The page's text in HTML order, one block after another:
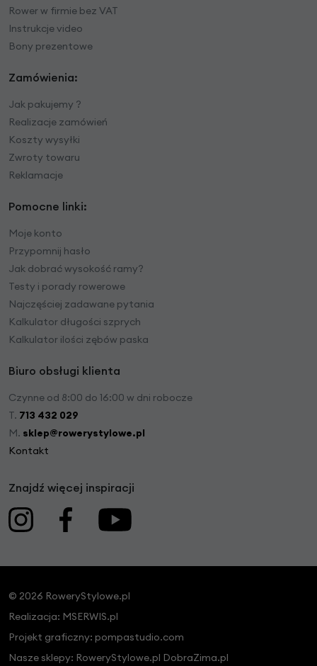
Rower w firmie bez VAT
Instrukcje video
Bony prezentowe
Zamówienia:
Jak pakujemy ?
Realizacje zamówień
Koszty wysyłki
Zwroty towaru
Reklamacje
Pomocne linki:
Moje konto
Przypomnij hasło
Jak dobrać wysokość ramy?
Testy i porady rowerowe
Najczęściej zadawane pytania
Kalkulator długości szprych
Kalkulator ilości zębów paska
Biuro obsługi klienta
Czynne od 8:00 do 16:00 w dni robocze
T. 713 432 029
M. sklep@rowerystylowe.pl
Kontakt
Znajdź więcej inspiracji
© 2026 RoweryStylowe.pl
Realizacja: MSERWIS.pl
Projekt graficzny: pompastudio.com
Nasze sklepy: RoweryStylowe.pl DobraZima.pl